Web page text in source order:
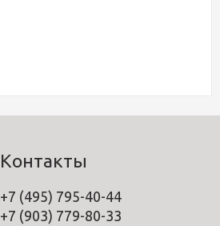
Контакты
+7 (495) 795-40-44
+7 (903) 779-80-33